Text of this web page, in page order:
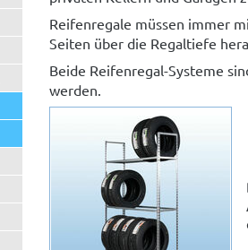
Reifenregale müssen immer
Seiten über die Regaltiefe
Beide Reifenregal-Systeme
werden.